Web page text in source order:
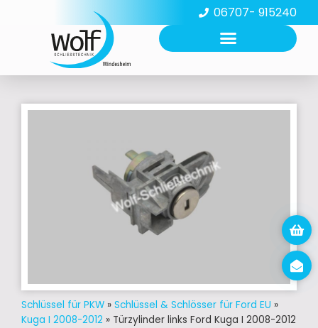
06707- 915240
Schlüssel für PKW » Schlüssel & Schlösser für Ford EU »
Kuga I 2008-2012 » Türzylinder links Ford Kuga I 2008-2012